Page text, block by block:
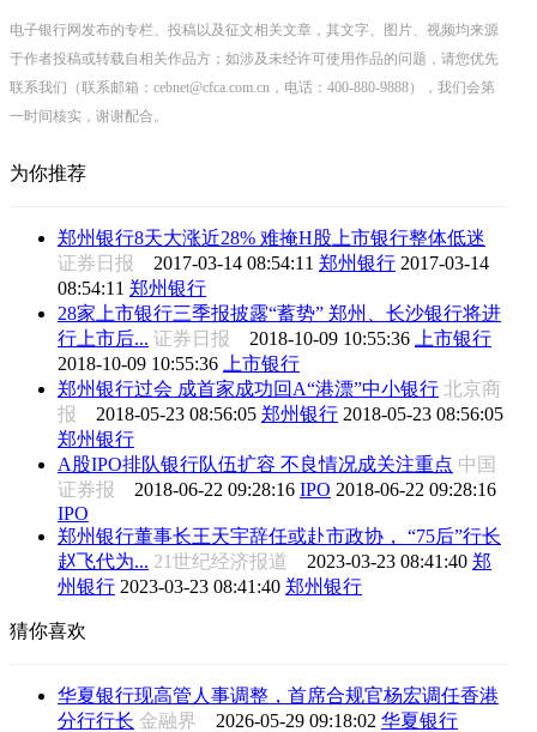
电子银行网发布的专栏、投稿以及征文相关文章，其文字、图片、视频均来源
于作者投稿或转载自相关作品方；如涉及未经许可使用作品的问题，请您优先
联系我们（联系邮箱：cebnet@cfca.com.cn，电话：400-880-9888），我们会第
一时间核实，谢谢配合。
为你推荐
郑州银行8天大涨近28% 难掩H股上市银行整体低迷
证券日报 2017-03-14 08:54:11 郑州银行 2017-03-14
08:54:11 郑州银行
28家上市银行三季报披露“蓄势” 郑州、长沙银行将进
行上市后... 证券日报 2018-10-09 10:55:36
上市银行
2018-10-09 10:55:36
上市银行
郑州银行过会 成首家成功回A“港漂”中小银行 北京商
报 2018-05-23 08:56:05 郑州银行 2018-05-23 08:56:05
郑州银行
A股IPO排队银行队伍扩容 不良情况成关注重点 中国
证券报 2018-06-22 09:28:16 IPO 2018-06-22 09:28:16
IPO
郑州银行董事长王天宇辞任或赴市政协， “75后”行长
赵飞代为... 21世纪经济报道 2023-03-23 08:41:40 郑
州银行 2023-03-23 08:41:40 郑州银行
猜你喜欢
华夏银行现高管人事调整，首席合规官杨宏调任香港
分行行长 金融界 2026-05-29 09:18:02 华夏银行